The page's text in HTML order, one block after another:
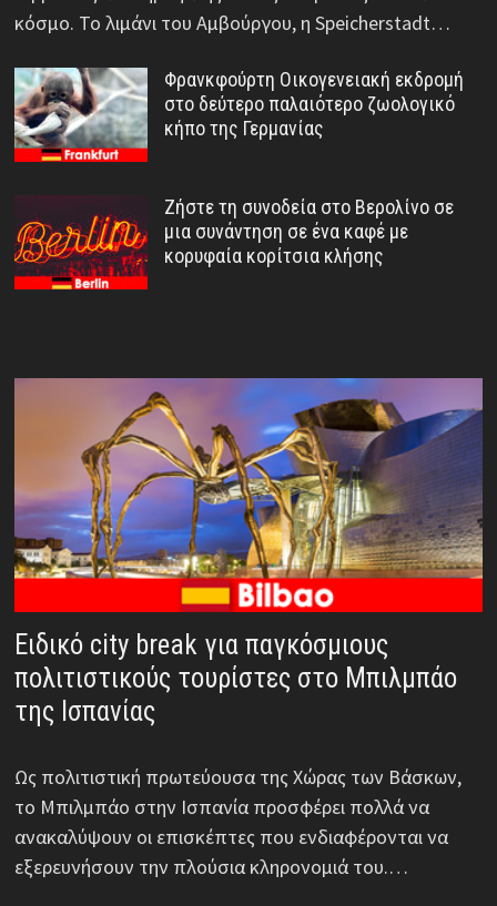
κόσμο. Το λιμάνι του Αμβούργου, η Speicherstadt…
Φρανκφούρτη Οικογενειακή εκδρομή
στο δεύτερο παλαιότερο ζωολογικό
κήπο της Γερμανίας
Ζήστε τη συνοδεία στο Βερολίνο σε
μια συνάντηση σε ένα καφέ με
κορυφαία κορίτσια κλήσης
Ειδικό city break για παγκόσμιους
πολιτιστικούς τουρίστες στο Μπιλμπάο
της Ισπανίας
Ως πολιτιστική πρωτεύουσα της Χώρας των Βάσκων,
το Μπιλμπάο στην Ισπανία προσφέρει πολλά να
ανακαλύψουν οι επισκέπτες που ενδιαφέρονται να
εξερευνήσουν την πλούσια κληρονομιά του.…